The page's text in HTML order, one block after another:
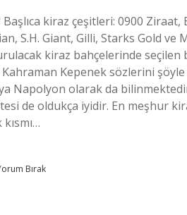
Başlıca kiraz çeşitleri: 0900
S.H. Giant, Gilli, Starks Gold
kiraz bahçelerinde seçilen
Kepenek sözlerini
Napolyon olarak da
de oldukça iyidir. En meşhur
Bırak